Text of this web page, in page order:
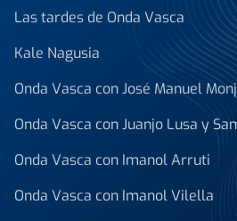
Las tardes de Onda Vasca
Kale Nagusia
Onda Vasca con José Manuel
Onda Vasca con Juanjo Lusa y
Onda Vasca con Imanol Arruti
Onda Vasca con Imanol Vilella